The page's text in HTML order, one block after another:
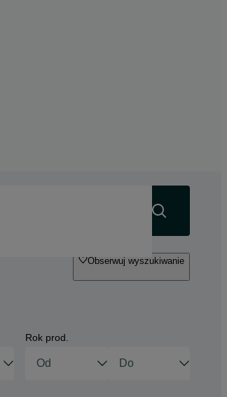
Obserwuj wyszukiwanie
Rok prod.